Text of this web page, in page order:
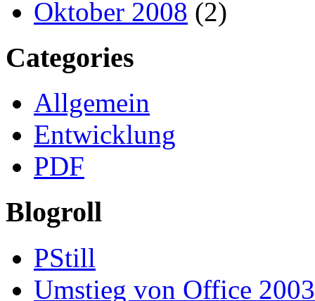
Oktober 2008 (2)
Categories
Allgemein
Entwicklung
PDF
Blogroll
PStill
Umstieg von Office